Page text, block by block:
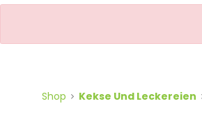
Shop Kekse Und Leckereien